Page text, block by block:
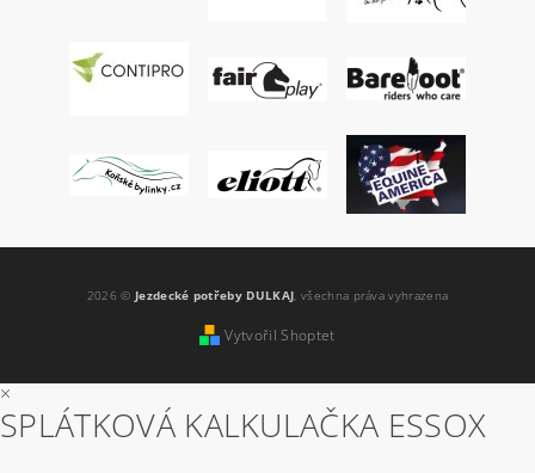
2026 © Jezdecké potřeby DULKAJ, všechna práva vyhrazena
Vytvořil Shoptet
×
SPLÁTKOVÁ KALKULAČKA ESSOX